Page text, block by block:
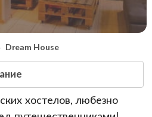
Dream House
хостелов, любезно